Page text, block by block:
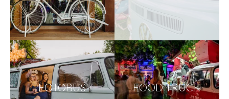
FOTOBUS FOOD TRUCK